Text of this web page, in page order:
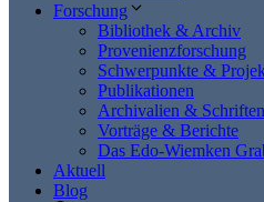
Forschung
Bibliothek & Archiv
Provenienzforschung
Schwerpunkte &
Publikationen
Archivalien &
Vorträge & Berichte
Das Edo-Wiemken
Aktuell
Blog